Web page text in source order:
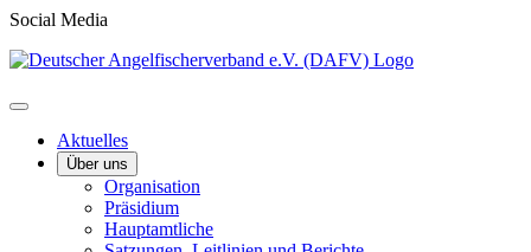
Social Media
Aktuelles
Über uns
Organisation
Präsidium
Hauptamtliche